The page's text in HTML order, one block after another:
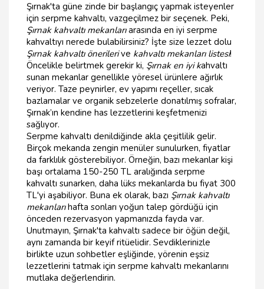
Şırnak'ta güne zinde bir başlangıç yapmak isteyenler
için serpme kahvaltı, vazgeçilmez bir seçenek. Peki,
Şırnak kahvaltı mekanlarıarasında en iyi serpme
kahvaltıyı nerede bulabilirsiniz? İşte size lezzet dolu
Şırnak kahvaltı önerilerive kahvaltı mekanları listesi!
Öncelikle belirtmek gerekir ki, Şırnak en iyi kahvaltı
sunan mekanlar genellikle yöresel ürünlere ağırlık
veriyor. Taze peynirler, ev yapımı reçeller, sıcak
bazlamalar ve organik sebzelerle donatılmış sofralar,
Şırnak’ın kendine has lezzetlerini keşfetmenizi
sağlıyor.
Serpme kahvaltı denildiğinde akla çeşitlilik gelir.
Birçok mekanda zengin menüler sunulurken, fiyatlar
da farklılık gösterebiliyor. Örneğin, bazı mekanlar kişi
başı ortalama 150-250 TL aralığında serpme
kahvaltı sunarken, daha lüks mekanlarda bu fiyat 300
TL'yi aşabiliyor. Buna ek olarak, bazı Şırnak kahvaltı
mekanlarıhafta sonları yoğun talep gördüğü için
önceden rezervasyon yapmanızda fayda var.
Unutmayın, Şırnak'ta kahvaltı sadece bir öğün değil,
aynı zamanda bir keyif ritüelidir. Sevdiklerinizle
birlikte uzun sohbetler eşliğinde, yörenin eşsiz
lezzetlerini tatmak için serpme kahvaltı mekanlarını
mutlaka değerlendirin.